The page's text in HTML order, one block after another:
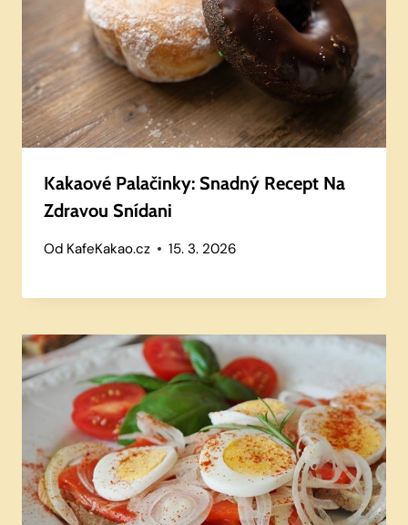
Kakaové Palačinky: Snadný Recept Na
Zdravou Snídani
Od KafeKakao.cz 15. 3. 2026